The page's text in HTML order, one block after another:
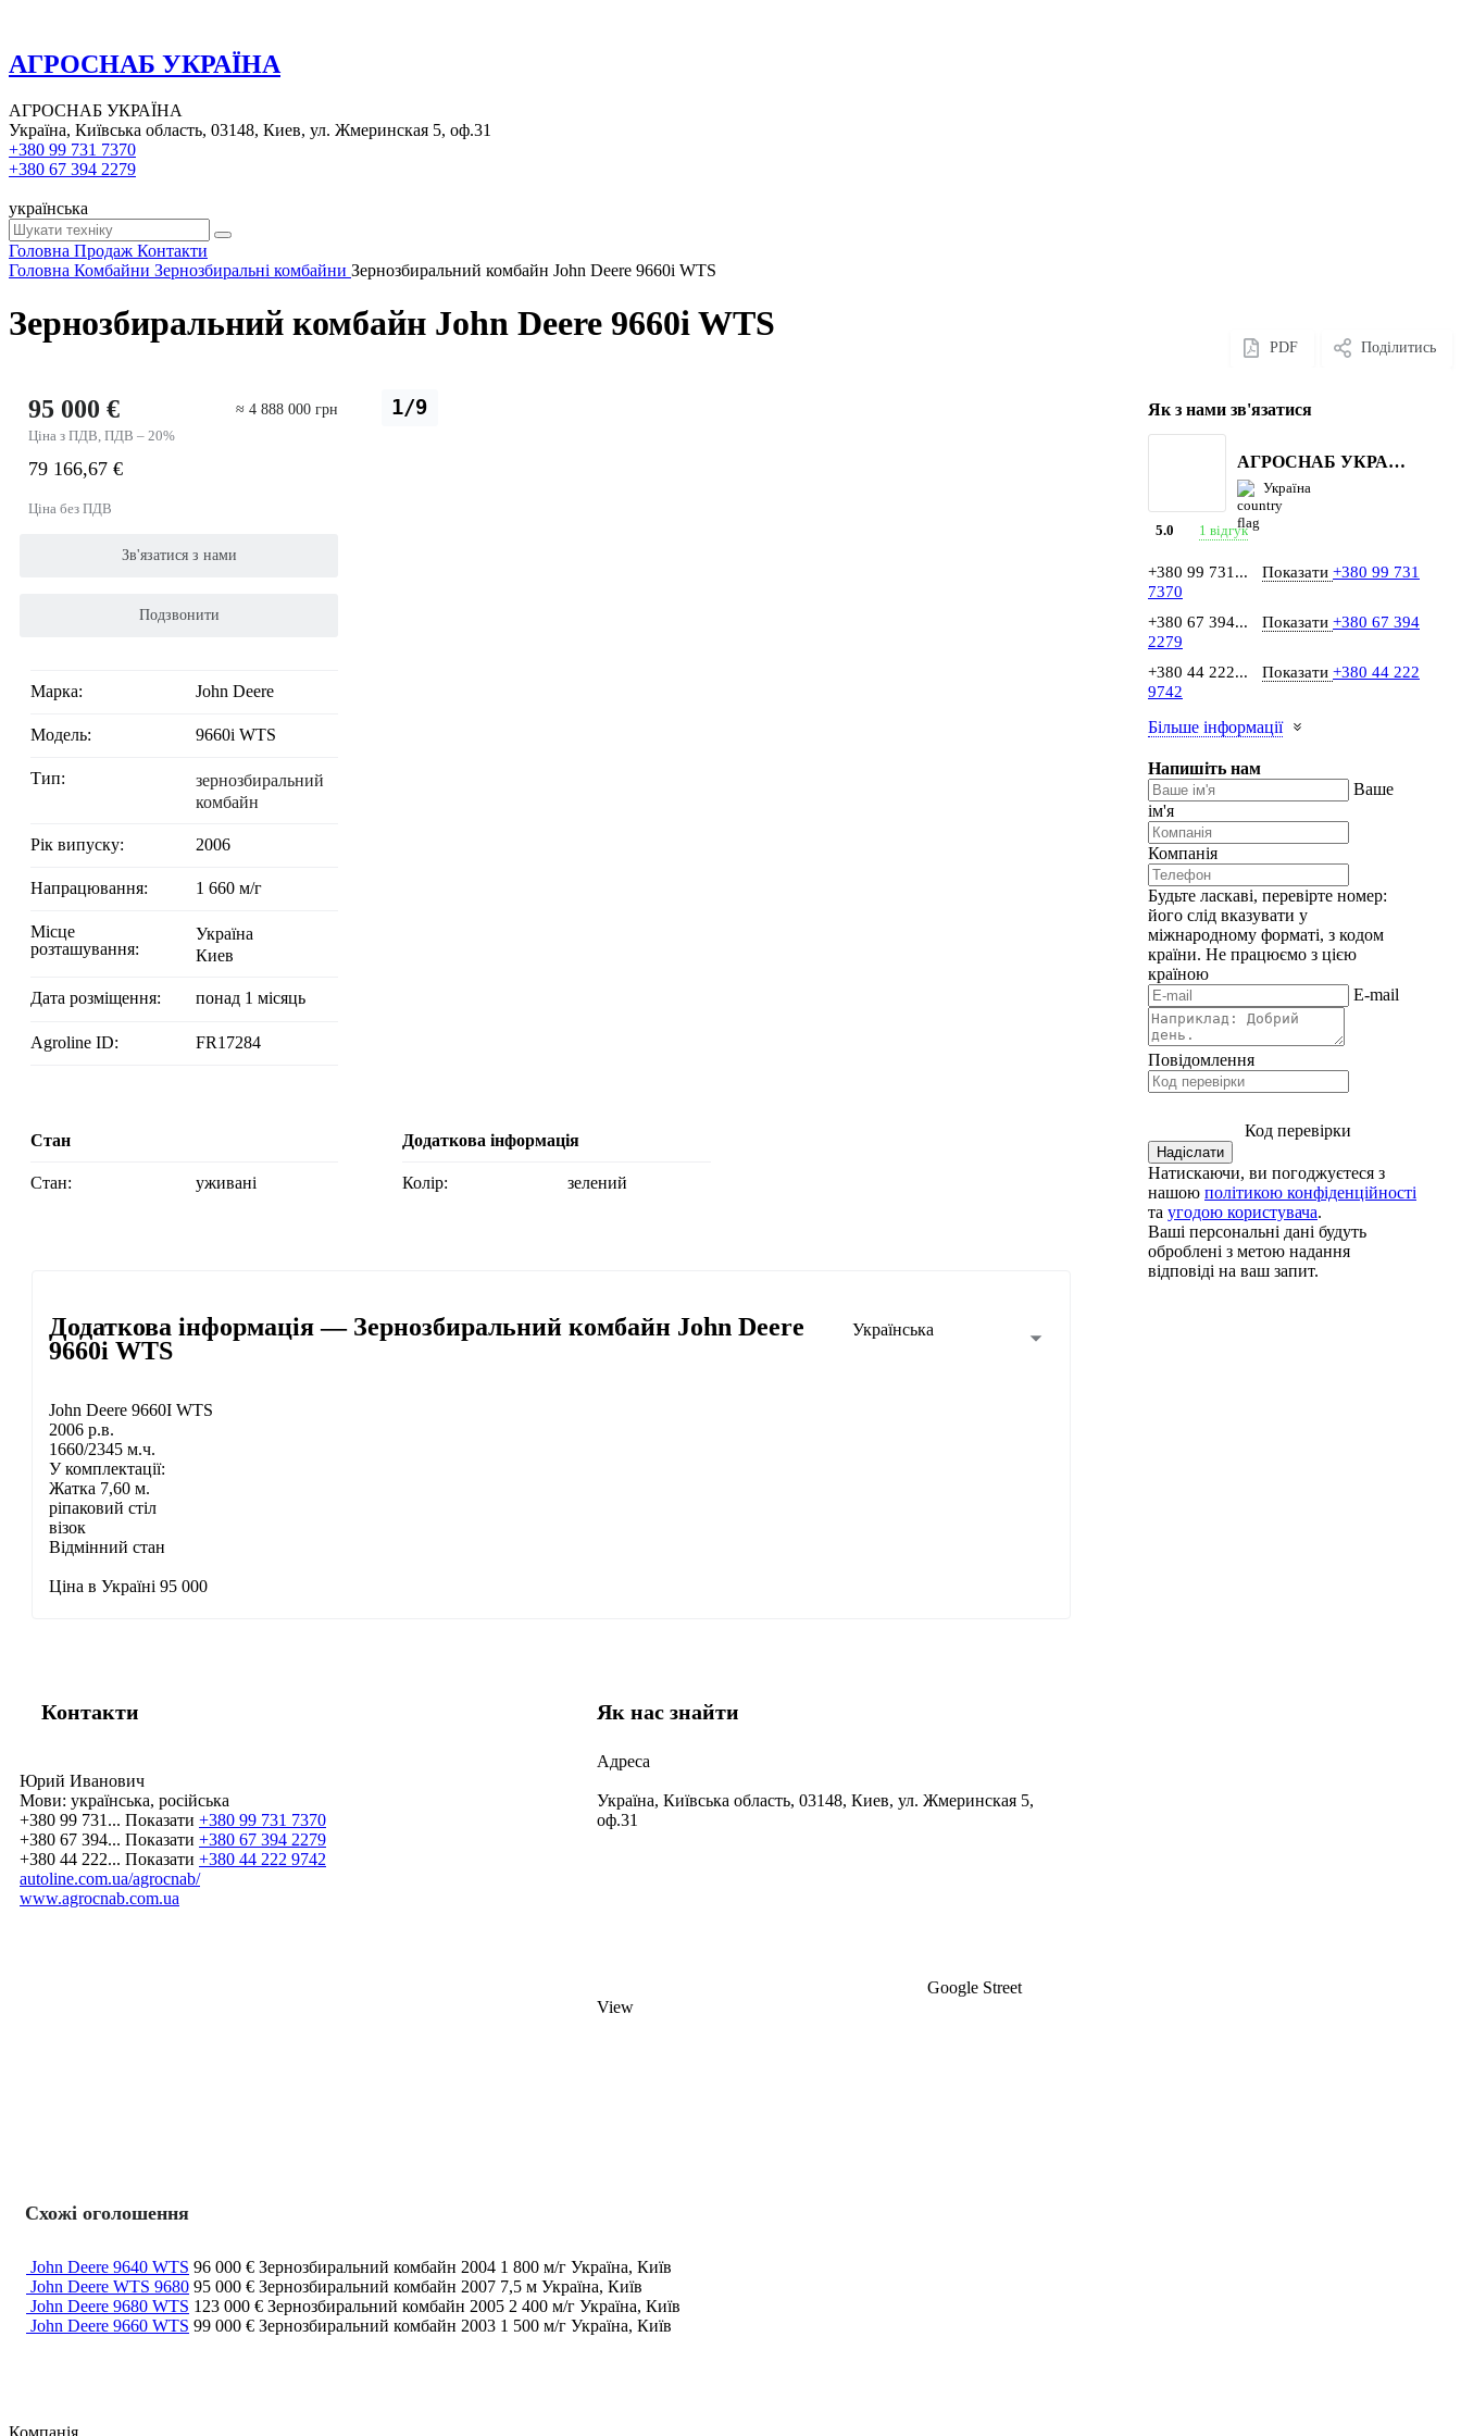
АГРОСНАБ УКРАЇНА
АГРОСНАБ УКРАЇНА
Україна, Київська область, 03148, Киев, ул. Жмеринская 5, оф.31
+380 99 731 7370
+380 67 394 2279
українська
Головна Продаж Контакти
Головна Комбайни Зернозбиральні комбайни Зернозбиральний комбайн John Deere 9660i WTS
Зернозбиральний комбайн John Deere 9660i WTS
PDF Поділитись
1/9
95 000 €
Ціна з ПДВ, ПДВ – 20%
≈ 4 888 000 грн
79 166,67 €
Ціна без ПДВ
Зв'язатися з нами
Подзвонити
Марка: John Deere
Модель: 9660i WTS
Тип:
зернозбиральний
комбайн
Рік випуску: 2006
Напрацювання: 1 660 м/г
Місце
розташування:
Україна
Киев
Дата розміщення: понад 1 місяць
Agroline ID: FR17284
Стан
Стан: уживані
Додаткова інформація
Колір: зелений
Додаткова інформація — Зернозбиральний комбайн John Deere
9660i WTS
Українська
John Deere 9660I WTS
2006 р.в.
1660/2345 м.ч.
У комплектації:
Жатка 7,60 м.
ріпаковий стіл
візок
Відмінний стан
Ціна в Україні 95 000
Як з нами зв'язатися
АГРОСНАБ УКРАЇНА
Україна
5.0 1 відгук
+380 99 731... Показати +380 99 731
7370
+380 67 394...
Показати +380 67 394
2279
+380 44 222...
Показати +380 44 222
9742
Більше інформації
Напишіть нам
Ваше
ім'я
Компанія
Будьте ласкаві, перевірте номер:
його слід вказувати у
міжнародному форматі, з кодом
країни. Не працюємо з цією
країною
E-mail
Повідомлення
Код перевірки
Натискаючи, ви погоджуєтеся з
нашою політикою конфіденційності
та угодою користувача.
Ваші персональні дані будуть
оброблені з метою надання
відповіді на ваш запит.
Контакти
Юрий Иванович
Мови: українська, російська
+380 99 731... Показати +380 99 731 7370
+380 67 394... Показати +380 67 394 2279
+380 44 222... Показати +380 44 222 9742
autoline.com.ua/agrocnab/
www.agrocnab.com.ua
Як нас знайти
Адреса
Україна, Київська область, 03148, Киев, ул. Жмеринская 5,
оф.31
Google Street
View
Схожі оголошення
John Deere 9640 WTS 96 000 € Зернозбиральний комбайн 2004 1 800 м/г Україна, Київ
John Deere WTS 9680 95 000 € Зернозбиральний комбайн 2007 7,5 м Україна, Київ
John Deere 9680 WTS 123 000 € Зернозбиральний комбайн 2005 2 400 м/г Україна, Київ
John Deere 9660 WTS 99 000 € Зернозбиральний комбайн 2003 1 500 м/г Україна, Київ
Компанія